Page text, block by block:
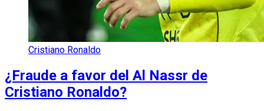
Cristiano Ronaldo
¿Fraude a favor del Al Nassr de
Cristiano Ronaldo?